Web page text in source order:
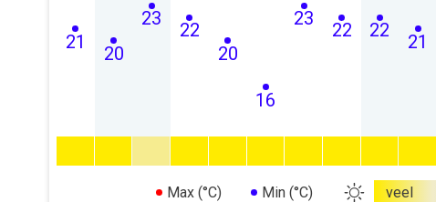
21
20
23
22
20
16
23
22 22
21
Max (°C) Min (°C) veel